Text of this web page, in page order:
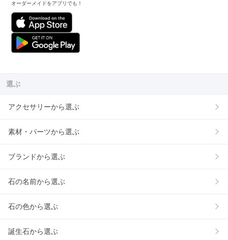
オーダーメイドをアプリでも！
選ぶ
アクセサリーから選ぶ
素材・パーツから選ぶ
ブランドから選ぶ
石の名前から選ぶ
石の色から選ぶ
誕生石から選ぶ